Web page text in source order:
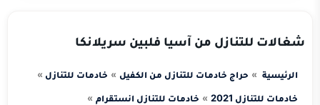
شغالات للتنازل من آسيا فلبين سريلانكا
الرئيسية حراج خادمات للتنازل من الكفيل خادمات للتنازل
خادمات للتنازل 2021 خادمات للتنازل انستقرام